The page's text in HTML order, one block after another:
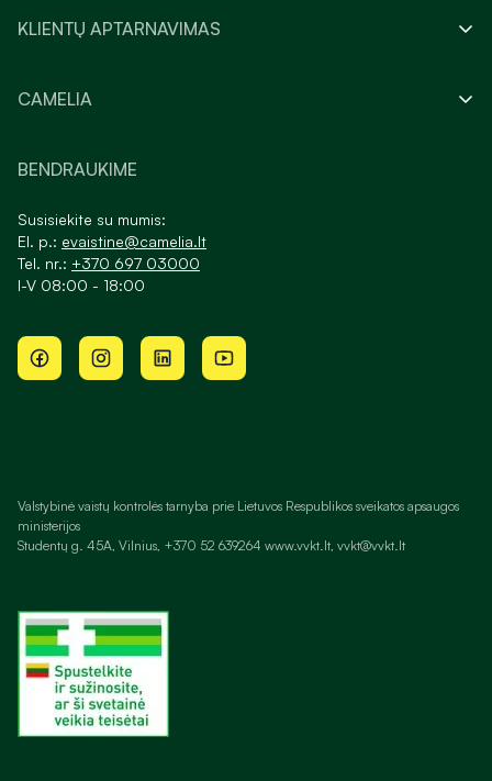
KLIENTŲ APTARNAVIMAS
CAMELIA
BENDRAUKIME
Susisiekite su mumis:
El. p.: evaistine@camelia.lt
Tel. nr.: +370 697 03000
I-V 08:00 - 18:00
Valstybinė vaistų kontrolės tarnyba prie Lietuvos Respublikos sveikatos apsaugos
ministerijos
Studentų g. 45A, Vilnius, +370 52 639264 www.vvkt.lt, vvkt@vvkt.lt